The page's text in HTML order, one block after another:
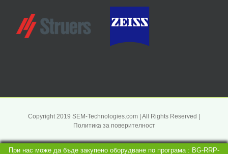
Copyright 2019 SEM-Technologies.com | All Rights Reserved |
Политика за поверителност
При нас може да бъде закупено оборудване по програма : BG-RRP-